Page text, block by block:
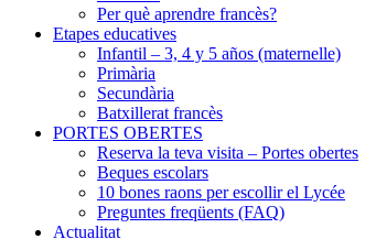
Per què aprendre francès?
Etapes educatives
Infantil – 3, 4 y 5 años (maternelle)
Primària
Secundària
Batxillerat francès
PORTES OBERTES
Reserva la teva visita – Portes obertes
Beques escolars
10 bones raons per escollir el Lycée
Preguntes freqüents (FAQ)
Actualitat